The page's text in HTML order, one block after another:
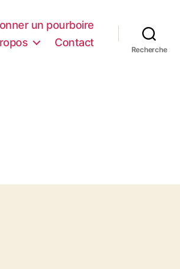
un pourboire
Contact
Recherche